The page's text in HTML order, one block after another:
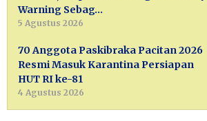
Warning Sebag…
5 Agustus 2026
70 Anggota Paskibraka Pacitan 2026
Resmi Masuk Karantina Persiapan
HUT RI ke-81
4 Agustus 2026